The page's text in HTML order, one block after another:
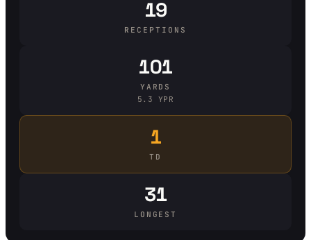
19
RECEPTIONS
101
YARDS
5.3 YPR
1
TD
31
LONGEST